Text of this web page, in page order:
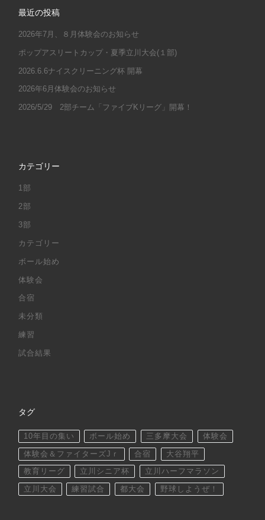
最近の投稿
2026年7月、８月体験会のお知らせ
ポップアスリートカップ・夏季立川大会(１部)
2026.6.6ナイスクリーニング杯 開幕
2026年6月体験会のお知らせ
2026/5/29 2部チーム「ファイブKリーグ」開幕！
カテゴリー
1部
2部
3部
カテゴリー
ボール始め
体験会
合宿
未分類
練習
試合結果
タグ
10年目の集い ボール始め 三多摩大会 体験会
体験会＆ファイターズJｒ 合宿 大谷翔平
教育リーグ 立川シニア杯 立川ハーフマラソン
立川大会 練習試合 都大会 野球しようぜ！